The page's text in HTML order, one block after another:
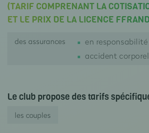
(TARIF COMPRENANT LA
ET LE PRIX DE LA LICENCE
des assurances
en
accident corporel
Le club propose des tarifs
les couples